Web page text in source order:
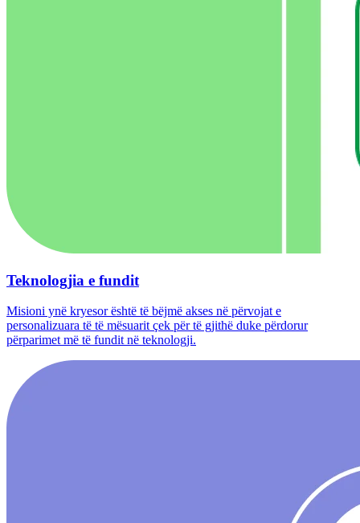
Teknologjia e fundit
Misioni ynë kryesor është të bëjmë akses në përvojat e
personalizuara të të mësuarit çek për të gjithë duke përdorur
përparimet më të fundit në teknologji.